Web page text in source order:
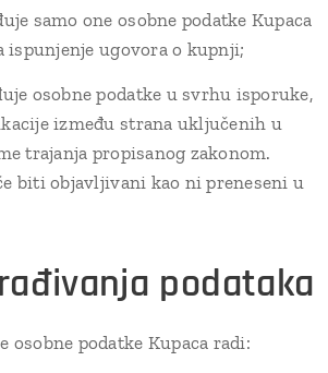
samo one osobne podatke Kupaca
ispunjenje ugovora o kupnji;
osobne podatke u svrhu isporuke,
između strana uključenih u
trajanja propisanog zakonom.
biti objavljivani kao ni preneseni u
podataka
osobne podatke Kupaca radi: